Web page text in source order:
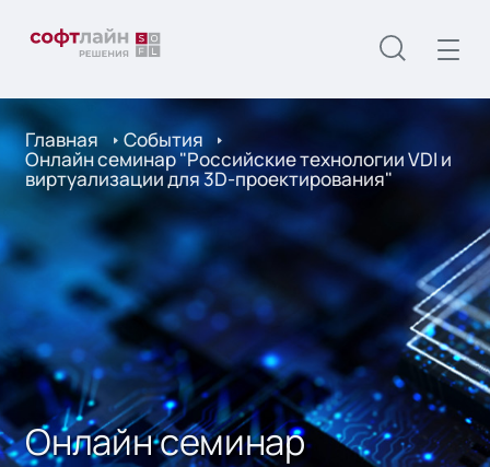
Главная События
Онлайн семинар "Российские технологии VDI и
виртуализации для 3D-проектирования"
Онлайн семинар